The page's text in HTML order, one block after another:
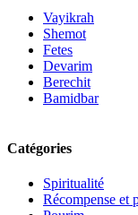
Vayikrah
Shemot
Fetes
Devarim
Berechit
Bamidbar
Catégories
Spiritualité
Récompense et